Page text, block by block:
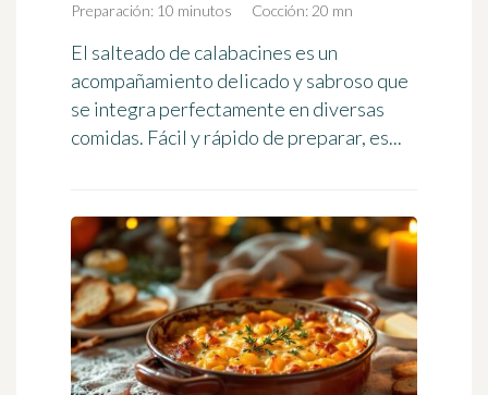
Preparación: 10 minutos Cocción: 20 mn
El salteado de calabacines es un
acompañamiento delicado y sabroso que
se integra perfectamente en diversas
comidas. Fácil y rápido de preparar, es...